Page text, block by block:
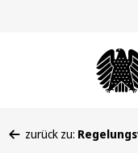
befinden
zurück zu: